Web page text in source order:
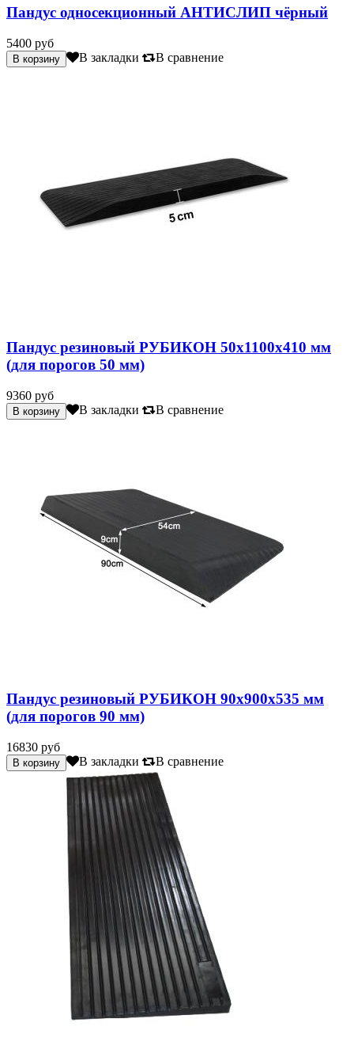
Пандус односекционный АНТИСЛИП чёрный
5400 руб
В закладки В сравнение
Пандус резиновый РУБИКОН 50х1100х410 мм
(для порогов 50 мм)
9360 руб
В закладки В сравнение
Пандус резиновый РУБИКОН 90х900х535 мм
(для порогов 90 мм)
16830 руб
В закладки В сравнение